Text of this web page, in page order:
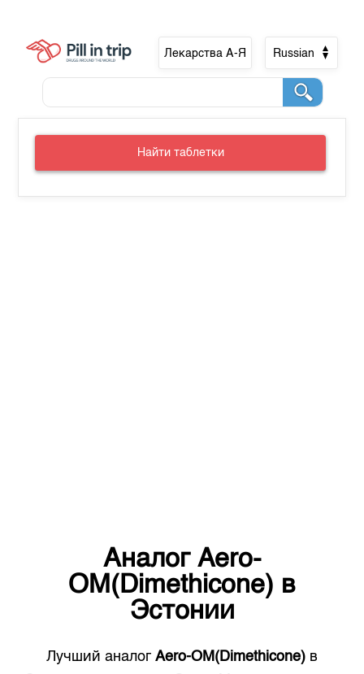
Лекарства А-Я Russian
Найти таблетки
Аналог Aero-
OM(Dimethicone) в
Эстонии
Лучший аналог Aero-OM(Dimethicone) в